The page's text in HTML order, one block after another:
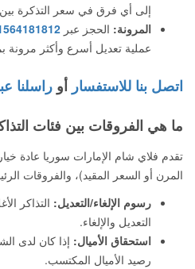
إلى أي فرق في سعر التذكرة بين
المرونة: الحجز عبر
عملية تعديل أسرع وأكثر مرونة
اتصل بنا للاستفسار أو راسلنا
ما هي الفروقات بين فئات
تقدم فلاي شام الإمارات سوريا عادة
المرن أو السعر المقيد)، والفروقات
رسوم الإلغاء/التعديل: التذاكر
التعديل والإلغاء.
استحقاق الأميال: إذا كان لدى
رصيد الأميال المكتسب.